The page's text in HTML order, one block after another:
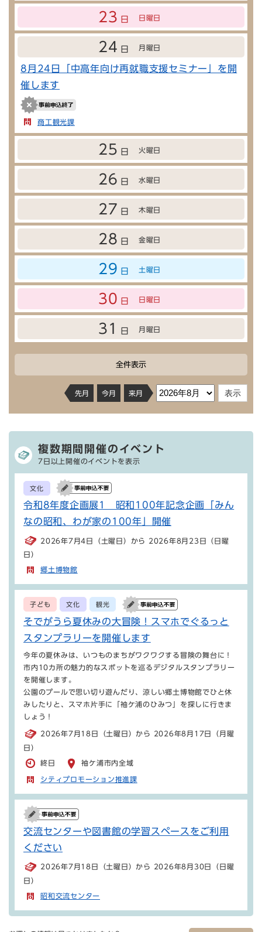
23 日 日曜日
24 日 月曜日
8月24日「中高年向け再就職支援セミナー」を開
催します
商工観光課
25 日 火曜日
26 日 水曜日
27 日 木曜日
28 日 金曜日
29 日 土曜日
30 日 日曜日
31 日 月曜日
全件表示
先月 今月 来月
複数期間開催のイベント
7日以上開催のイベントを表示
文化
令和8年度企画展1 昭和100年記念企画「みん
なの昭和、わが家の100年」開催
2026年7月4日（土曜日）から 2026年8月23日（日曜
日）
郷土博物館
子ども 文化 観光
そでがうら夏休みの大冒険！スマホでぐるっと
スタンプラリーを開催します
今年の夏休みは、いつものまちがワクワクする冒険の舞台に！
市内10カ所の魅力的なスポットを巡るデジタルスタンプラリー
を開催します。
公園のプールで思い切り遊んだり、涼しい郷土博物館でひと休
みしたりと、スマホ片手に「袖ケ浦のひみつ」を探しに行きま
しょう！
2026年7月18日（土曜日）から 2026年8月17日（月曜
日）
終日 袖ケ浦市内全域
シティプロモーション推進課
交流センターや図書館の学習スペースをご利用
ください
2026年7月18日（土曜日）から 2026年8月30日（日曜
日）
昭和交流センター